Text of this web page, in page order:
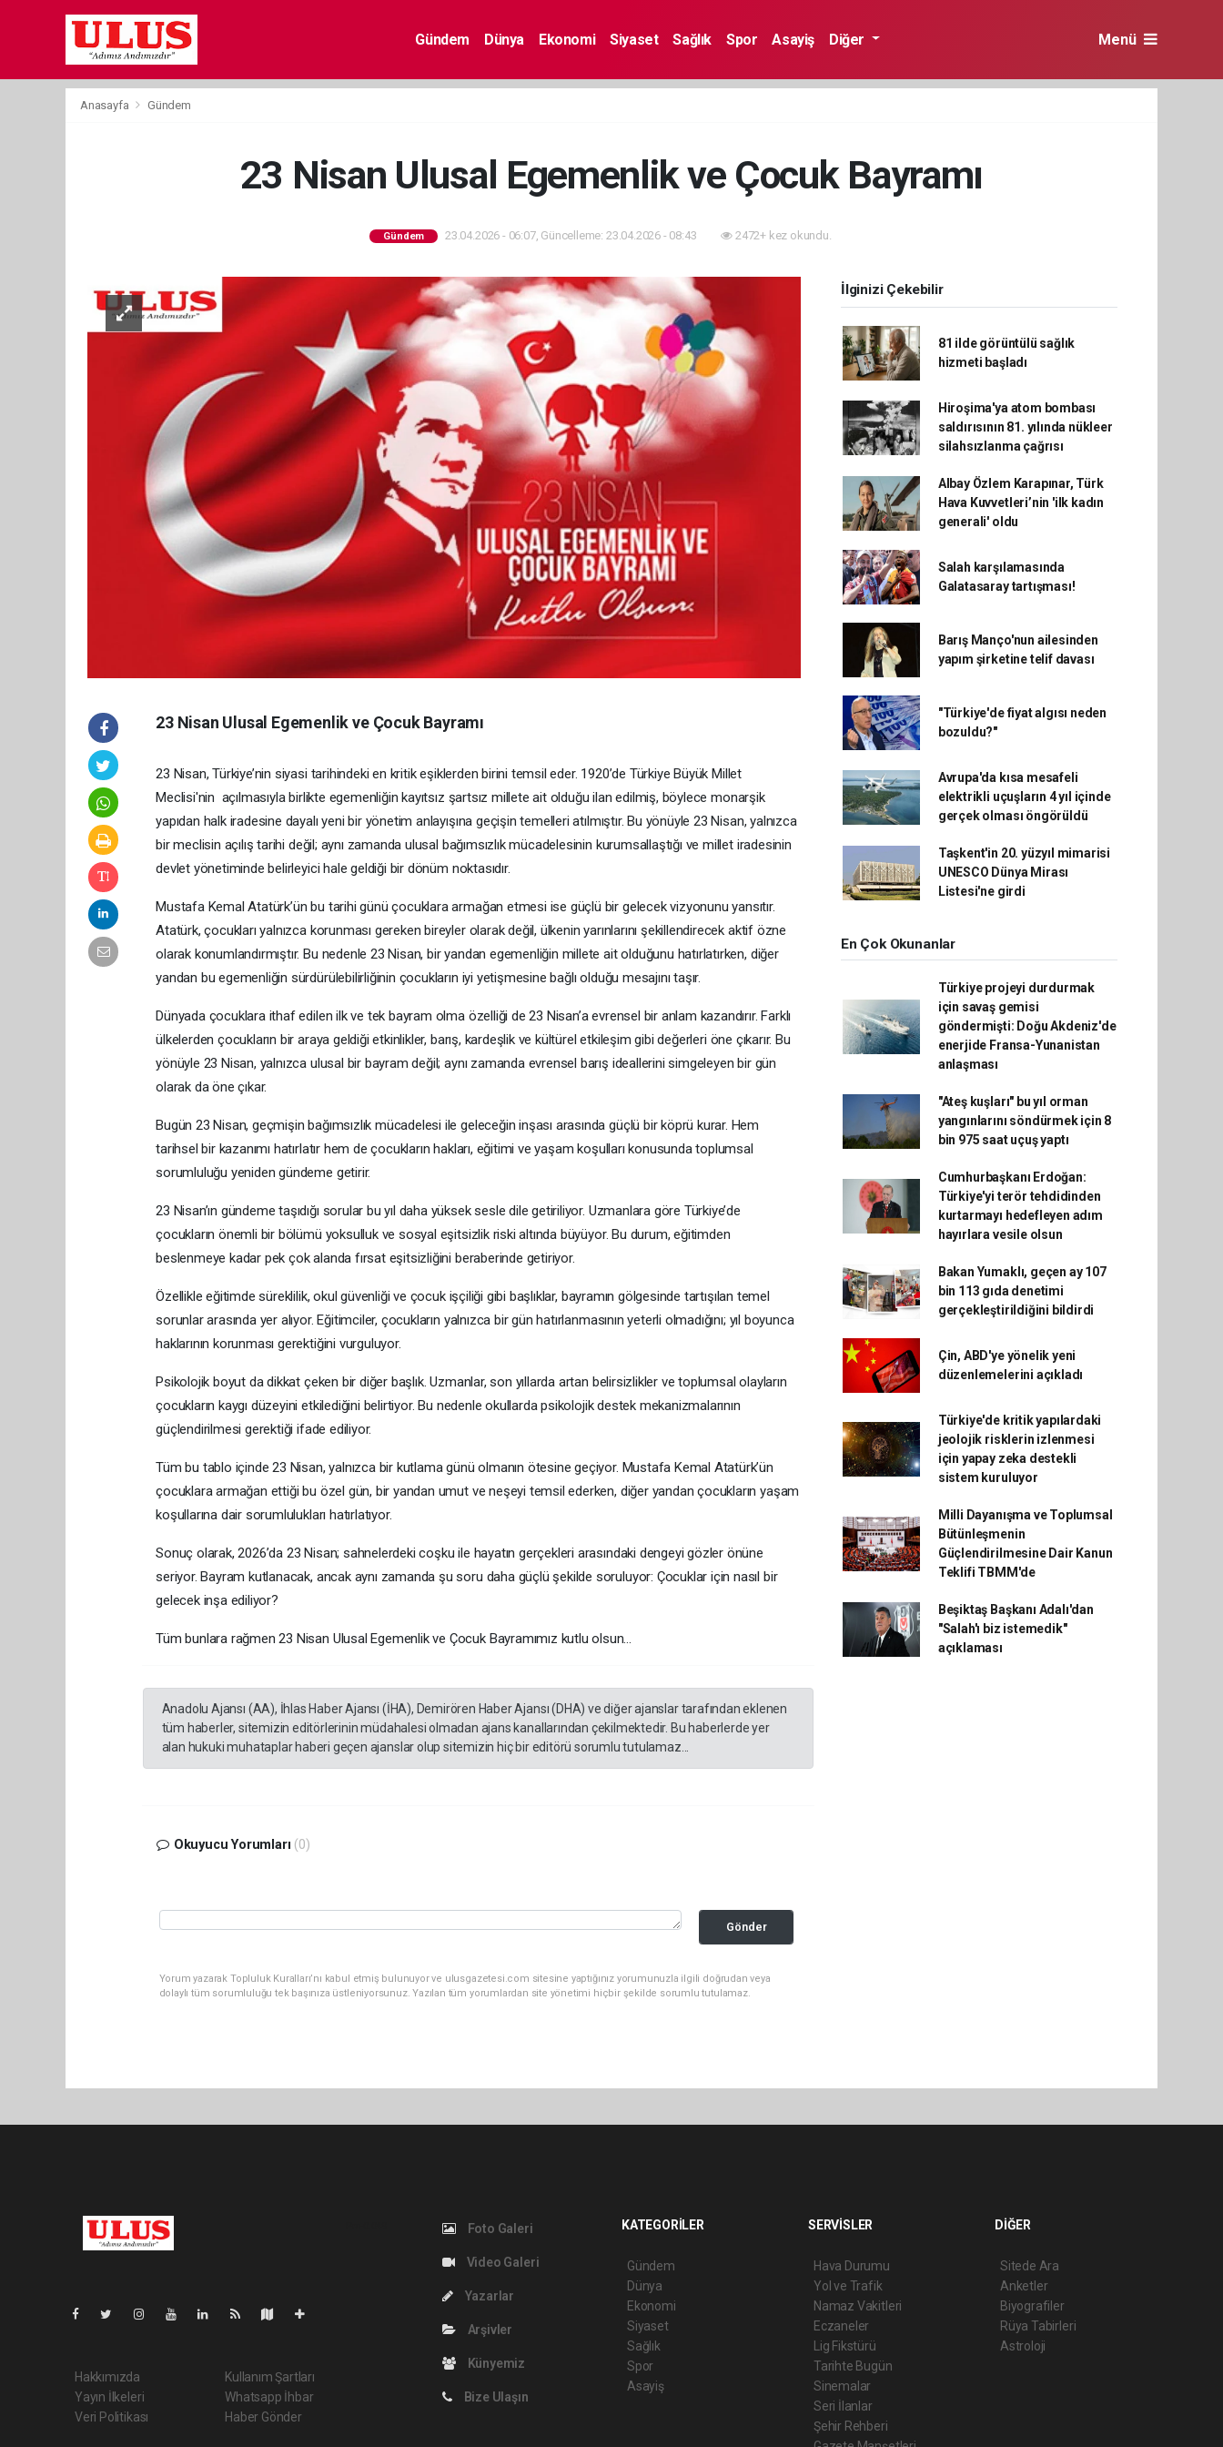
Gündem Dünya Ekonomi Siyaset Sağlık Spor Asayiş Diğer Menü
Anasayfa Gündem
23 Nisan Ulusal Egemenlik ve Çocuk Bayramı
Gündem 23.04.2026 - 06:07, Güncelleme: 23.04.2026 - 08:43 2472+ kez okundu.
23 Nisan Ulusal Egemenlik ve Çocuk Bayramı
23 Nisan, Türkiye’nin siyasi tarihindeki en kritik eşiklerden birini temsil eder. 1920’de Türkiye Büyük Millet
Meclisi'nin açılmasıyla birlikte egemenliğin kayıtsız şartsız millete ait olduğu ilan edilmiş, böylece monarşik
yapıdan halk iradesine dayalı yeni bir yönetim anlayışına geçişin temelleri atılmıştır. Bu yönüyle 23 Nisan, yalnızca
bir meclisin açılış tarihi değil; aynı zamanda ulusal bağımsızlık mücadelesinin kurumsallaştığı ve millet iradesinin
devlet yönetiminde belirleyici hale geldiği bir dönüm noktasıdır.
Mustafa Kemal Atatürk’ün bu tarihi günü çocuklara armağan etmesi ise güçlü bir gelecek vizyonunu yansıtır.
Atatürk, çocukları yalnızca korunması gereken bireyler olarak değil, ülkenin yarınlarını şekillendirecek aktif özne
olarak konumlandırmıştır. Bu nedenle 23 Nisan, bir yandan egemenliğin millete ait olduğunu hatırlatırken, diğer
yandan bu egemenliğin sürdürülebilirliğinin çocukların iyi yetişmesine bağlı olduğu mesajını taşır.
Dünyada çocuklara ithaf edilen ilk ve tek bayram olma özelliği de 23 Nisan’a evrensel bir anlam kazandırır. Farklı
ülkelerden çocukların bir araya geldiği etkinlikler, barış, kardeşlik ve kültürel etkileşim gibi değerleri öne çıkarır. Bu
yönüyle 23 Nisan, yalnızca ulusal bir bayram değil; aynı zamanda evrensel barış ideallerini simgeleyen bir gün
olarak da öne çıkar.
Bugün 23 Nisan, geçmişin bağımsızlık mücadelesi ile geleceğin inşası arasında güçlü bir köprü kurar. Hem
tarihsel bir kazanımı hatırlatır hem de çocukların hakları, eğitimi ve yaşam koşulları konusunda toplumsal
sorumluluğu yeniden gündeme getirir.
23 Nisan’ın gündeme taşıdığı sorular bu yıl daha yüksek sesle dile getiriliyor. Uzmanlara göre Türkiye’de
çocukların önemli bir bölümü yoksulluk ve sosyal eşitsizlik riski altında büyüyor. Bu durum, eğitimden
beslenmeye kadar pek çok alanda fırsat eşitsizliğini beraberinde getiriyor.
Özellikle eğitimde süreklilik, okul güvenliği ve çocuk işçiliği gibi başlıklar, bayramın gölgesinde tartışılan temel
sorunlar arasında yer alıyor. Eğitimciler, çocukların yalnızca bir gün hatırlanmasının yeterli olmadığını; yıl boyunca
haklarının korunması gerektiğini vurguluyor.
Psikolojik boyut da dikkat çeken bir diğer başlık. Uzmanlar, son yıllarda artan belirsizlikler ve toplumsal olayların
çocukların kaygı düzeyini etkilediğini belirtiyor. Bu nedenle okullarda psikolojik destek mekanizmalarının
güçlendirilmesi gerektiği ifade ediliyor.
Tüm bu tablo içinde 23 Nisan, yalnızca bir kutlama günü olmanın ötesine geçiyor. Mustafa Kemal Atatürk’ün
çocuklara armağan ettiği bu özel gün, bir yandan umut ve neşeyi temsil ederken, diğer yandan çocukların yaşam
koşullarına dair sorumlulukları hatırlatıyor.
Sonuç olarak, 2026’da 23 Nisan; sahnelerdeki coşku ile hayatın gerçekleri arasındaki dengeyi gözler önüne
seriyor. Bayram kutlanacak, ancak aynı zamanda şu soru daha güçlü şekilde soruluyor: Çocuklar için nasıl bir
gelecek inşa ediliyor?
Tüm bunlara rağmen 23 Nisan Ulusal Egemenlik ve Çocuk Bayramımız kutlu olsun...
Anadolu Ajansı (AA), İhlas Haber Ajansı (İHA), Demirören Haber Ajansı (DHA) ve diğer ajanslar tarafından eklenen
tüm haberler, sitemizin editörlerinin müdahalesi olmadan ajans kanallarından çekilmektedir. Bu haberlerde yer
alan hukuki muhataplar haberi geçen ajanslar olup sitemizin hiç bir editörü sorumlu tutulamaz...
Okuyucu Yorumları (0)
Gönder
Yorum yazarak Topluluk Kuralları’nı kabul etmiş bulunuyor ve ulusgazetesi.com sitesine yaptığınız yorumunuzla ilgili doğrudan veya
dolaylı tüm sorumluluğu tek başınıza üstleniyorsunuz. Yazılan tüm yorumlardan site yönetimi hiçbir şekilde sorumlu tutulamaz.
İlginizi Çekebilir
81 ilde görüntülü sağlık
hizmeti başladı
Hiroşima'ya atom bombası
saldırısının 81. yılında nükleer
silahsızlanma çağrısı
Albay Özlem Karapınar, Türk
Hava Kuvvetleri’nin 'ilk kadın
generali' oldu
Salah karşılamasında
Galatasaray tartışması!
Barış Manço'nun ailesinden
yapım şirketine telif davası
"Türkiye'de fiyat algısı neden
bozuldu?"
Avrupa'da kısa mesafeli
elektrikli uçuşların 4 yıl içinde
gerçek olması öngörüldü
Taşkent'in 20. yüzyıl mimarisi
UNESCO Dünya Mirası
Listesi'ne girdi
En Çok Okunanlar
Türkiye projeyi durdurmak
için savaş gemisi
göndermişti: Doğu Akdeniz'de
enerjide Fransa-Yunanistan
anlaşması
"Ateş kuşları" bu yıl orman
yangınlarını söndürmek için 8
bin 975 saat uçuş yaptı
Cumhurbaşkanı Erdoğan:
Türkiye'yi terör tehdidinden
kurtarmayı hedefleyen adım
hayırlara vesile olsun
Bakan Yumaklı, geçen ay 107
bin 113 gıda denetimi
gerçekleştirildiğini bildirdi
Çin, ABD'ye yönelik yeni
düzenlemelerini açıkladı
Türkiye'de kritik yapılardaki
jeolojik risklerin izlenmesi
için yapay zeka destekli
sistem kuruluyor
Milli Dayanışma ve Toplumsal
Bütünleşmenin
Güçlendirilmesine Dair Kanun
Teklifi TBMM'de
Beşiktaş Başkanı Adalı'dan
"Salah'ı biz istemedik"
açıklaması
Hakkımızda
Yayın İlkeleri
Veri Politikası
Kullanım Şartları
Whatsapp İhbar
Haber Gönder
Foto Galeri
Video Galeri
Yazarlar
Arşivler
Künyemiz
Bize Ulaşın
KATEGORİLER
Gündem
Dünya
Ekonomi
Siyaset
Sağlık
Spor
Asayiş
SERVİSLER
Hava Durumu
Yol ve Trafik
Namaz Vakitleri
Eczaneler
Lig Fikstürü
Tarihte Bugün
Sinemalar
Seri İlanlar
Şehir Rehberi
DİĞER
Sitede Ara
Anketler
Biyografiler
Rüya Tabirleri
Astroloji